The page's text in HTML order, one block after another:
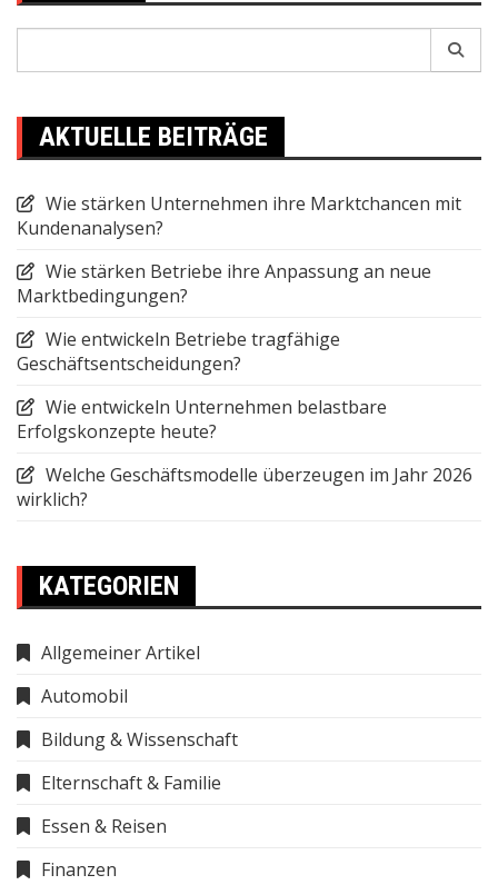
AKTUELLE BEITRÄGE
Wie stärken Unternehmen ihre Marktchancen mit
Kundenanalysen?
Wie stärken Betriebe ihre Anpassung an neue
Marktbedingungen?
Wie entwickeln Betriebe tragfähige
Geschäftsentscheidungen?
Wie entwickeln Unternehmen belastbare
Erfolgskonzepte heute?
Welche Geschäftsmodelle überzeugen im Jahr 2026
wirklich?
KATEGORIEN
Allgemeiner Artikel
Automobil
Bildung & Wissenschaft
Elternschaft & Familie
Essen & Reisen
Finanzen